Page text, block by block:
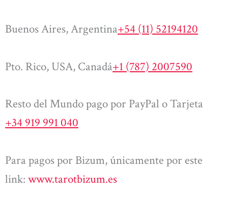
Buenos Aires, Argentina+54 (11) 52194120
Pto. Rico, USA, Canadá+1 (787) 2007590
Resto del Mundo pago por PayPal o Tarjeta
+34 919 991 040
Para pagos por Bizum, únicamente por este
link: www.tarotbizum.es